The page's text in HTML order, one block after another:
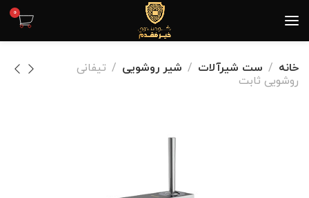
0
خانه ست شیرآلات شیر روشویی
تیفانی
روشویی ثابت